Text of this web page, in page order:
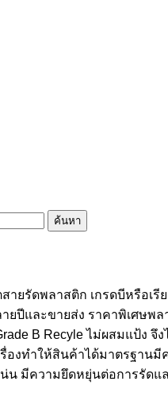
สายรัดพลาสติก เกรดบีหรือเรี
ปีและขายส่ง ราคาพิเศษพล
B Recyle ไม่ผสมแป้ง จึ
รื่องทำให้สินค้าได้มาตรฐานมี
น มีความยึดหยุ่นต่อการรัดแ